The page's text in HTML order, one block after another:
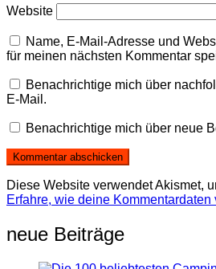
Website
Name, E-Mail-Adresse und
für meinen nächsten Kommentar
Benachrichtige mich über
E-Mail.
Benachrichtige mich über neue
Diese Website verwendet Akismet,
Erfahre, wie deine Kommentardaten
neue Beiträge